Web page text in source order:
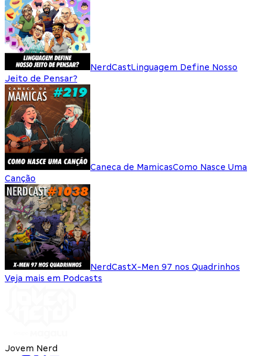
NerdCastLinguagem Define Nosso
Jeito de Pensar?
Caneca de MamicasComo Nasce Uma
Canção
NerdCastX-Men 97 nos Quadrinhos
Veja mais em Podcasts
Jovem Nerd